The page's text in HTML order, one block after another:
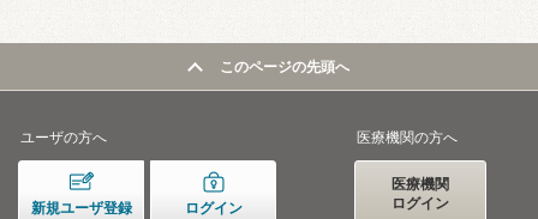
このページの先頭へ
ユーザの方へ
新規ユーザ登録 ログイン
医療機関の方へ
医療機関
ログイン